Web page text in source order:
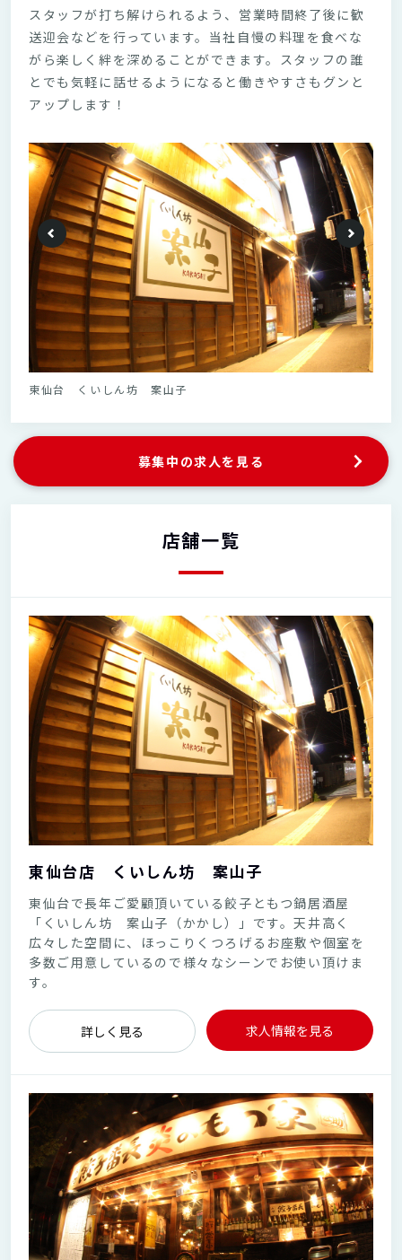
スタッフが打ち解けられるよう、営業時間終了後に歓
送迎会などを行っています。当社自慢の料理を食べな
がら楽しく絆を深めることができます。スタッフの誰
とでも気軽に話せるようになると働きやすさもグンと
アップします！
東仙台 くいしん坊 案山子
募集中の求人を見る
店舗一覧
東仙台店 くいしん坊 案山子
東仙台で長年ご愛顧頂いている餃子ともつ鍋居酒屋
「くいしん坊 案山子（かかし）」です。天井高く
広々した空間に、ほっこりくつろげるお座敷や個室を
多数ご用意しているので様々なシーンでお使い頂けま
す。
詳しく見る 求人情報を見る